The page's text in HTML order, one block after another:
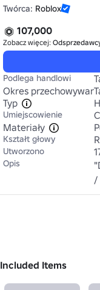
Twórca: Roblox
107,000
Zobacz więcej:
Podlega handlowi
Okres
Typ
Umiejscowienie
Materiały
Kształt głowy
Utworzono
Opis
/
Included Items